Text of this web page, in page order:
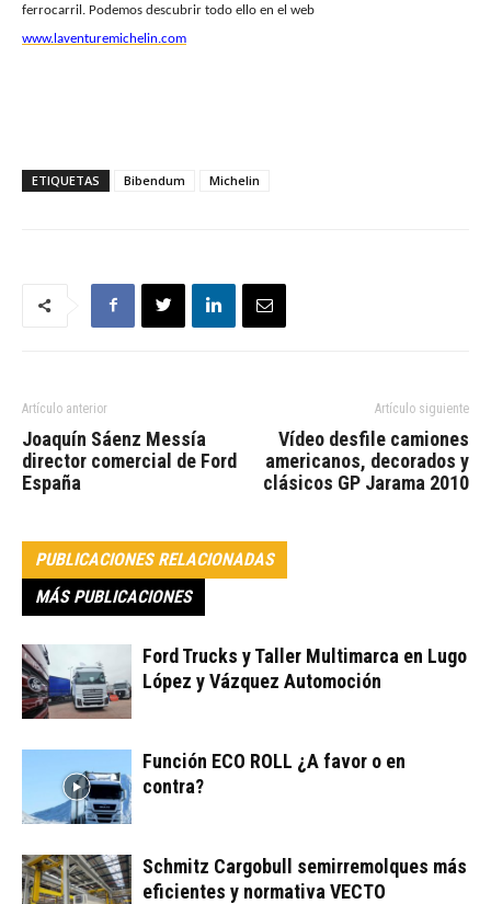
ferrocarril. Podemos descubrir todo ello en el web
www.laventuremichelin.com
ETIQUETAS Bibendum Michelin
Artículo anterior
Joaquín Sáenz Messía
director comercial de Ford
España
Artículo siguiente
Vídeo desfile camiones
americanos, decorados y
clásicos GP Jarama 2010
PUBLICACIONES RELACIONADAS
MÁS PUBLICACIONES
Ford Trucks y Taller Multimarca en Lugo
López y Vázquez Automoción
Función ECO ROLL ¿A favor o en
contra?
Schmitz Cargobull semirremolques más
eficientes y normativa VECTO